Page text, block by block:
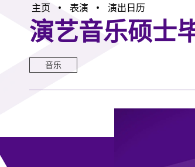
主页 表演 演出日历
演艺音乐硕士
音乐